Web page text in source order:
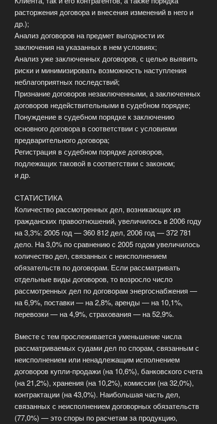
расторжения договора и внесения изменений в него и
др.);
Анализ договоров на предмет выгодности их
заключения на указанных в нем условиях;
Анализ уже заключенных договоров, с целью выявить
риски и минимизировать возможность наступления
неблагоприятных последствий;
Признание договоров незаключенными, а заключенных
договоров недействительными в судебном порядке;
Понуждение в судебном порядке к заключению
основного договора в соответствии с условиями
предварительного договора;
Регистрация в судебном порядке договоров,
подлежащих таковой в соответствии с законом;
и др.
СТАТИСТИКА
Количество рассмотренных дел, возникающих из
гражданских правоотношений, увеличилось в 2006 году
на 3,3%: 2005 год — 360 812 дел, 2006 год — 372 781
дело. На 3,0% по сравнению с 2005 годом увеличилось
количество дел, связанных с неисполнением
обязательств по договорам. Если рассматривать
отдельные виды договоров, то возросло число
рассмотренных дел по договорам энергоснабжения —
на 6,9%, поставки — на 2,8%, аренды — на 10,1%,
перевозки — на 4,9%, страхования — на 52,9%.
Вместе с тем прослеживается уменьшение числа
рассматриваемых судами дел по спорам, связанным с
неисполнением или ненадлежащим исполнением
договоров купли-продажи (на 10,6%), банковского счета
(на 21,2%), хранения (на 10,2%), комиссии (на 32,0%),
контрактации (на 43,0%). Наибольшая часть дел,
связанных с неисполнением договорных обязательств
(77,0%) — это споры по расчетам за продукцию,